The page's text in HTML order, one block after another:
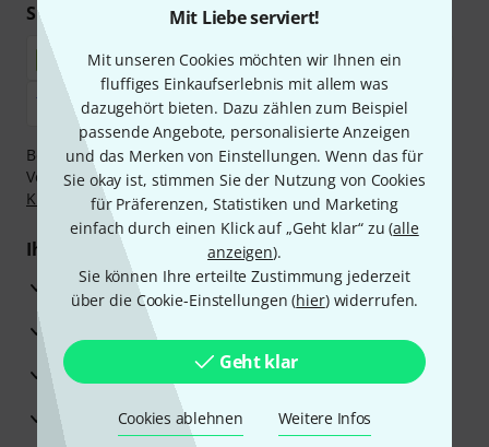
Mit Liebe serviert!
Mit unseren Cookies möchten wir Ihnen ein
fluffiges Einkaufserlebnis mit allem was
dazugehört bieten. Dazu zählen zum Beispiel
passende Angebote, personalisierte Anzeigen
und das Merken von Einstellungen. Wenn das für
Sie okay ist, stimmen Sie der Nutzung von Cookies
für Präferenzen, Statistiken und Marketing
einfach durch einen Klick auf „Geht klar“ zu (alle
anzeigen).
Sie können Ihre erteilte Zustimmung jederzeit
über die Cookie-Einstellungen (hier) widerrufen.
Geht klar
Cookies ablehnen Weitere Infos
Sicher einkaufen & bezahlen
Bezahlen Sie vertraulich und sicher per Nachnahme,
Vorkasse, PayPal, Amazon Pay,Klarna Sofort bezahlen,
Klarna Ratenzahlungoder Kreditkarte.
Ihre Vorteile
3 Jahre Thomann Garantie
30 Tage Money-Back-Garantie
Reparaturservice
Beratung durch Fachexperten